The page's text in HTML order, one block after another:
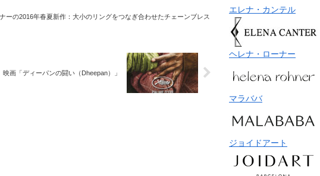
ーの2016年春夏新作：大小のリングをつなぎ合わせたチェーンブレス
映画「ディーパンの闘い（Dheepan）」
エレナ・カンテル
ヘレナ・ローナー
マラババ
ジョイドアート